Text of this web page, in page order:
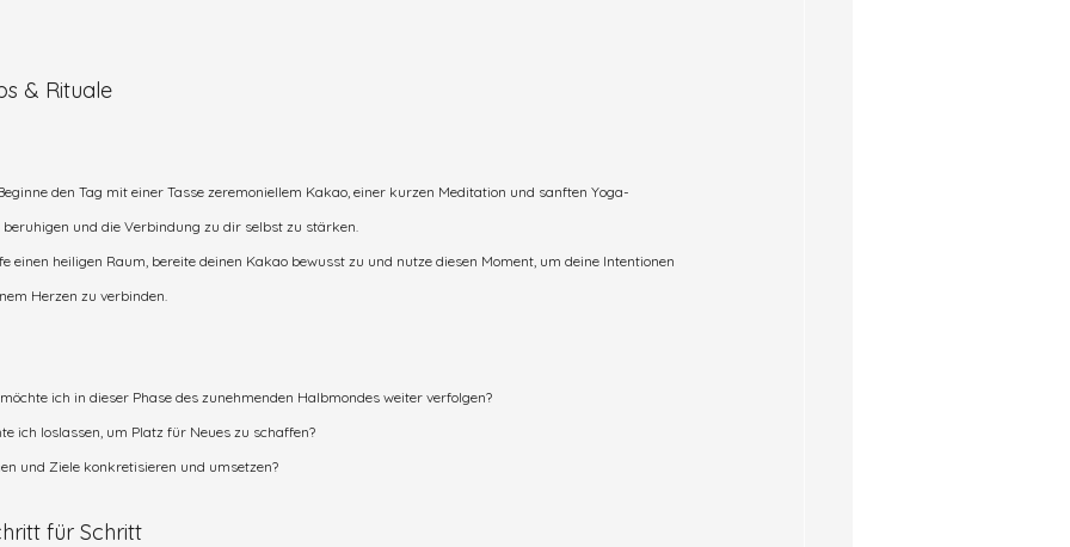
& Rituale
den Tag mit einer Tasse zeremoniellem Kakao, einer kurzen Meditation und sanften Yoga-
beruhigen und die Verbindung zu dir selbst zu stärken.
einen heiligen Raum, bereite deinen Kakao bewusst zu und nutze diesen Moment, um deine Intentionen
Herzen zu verbinden.
ich in dieser Phase des zunehmenden Halbmondes weiter verfolgen?
ich loslassen, um Platz für Neues zu schaffen?
und Ziele konkretisieren und umsetzen?
für Schritt